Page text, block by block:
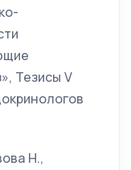
Тезисы V
Н.,